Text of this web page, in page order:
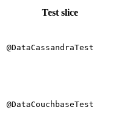
Test slice
@DataCassandraTest
@DataCouchbaseTest